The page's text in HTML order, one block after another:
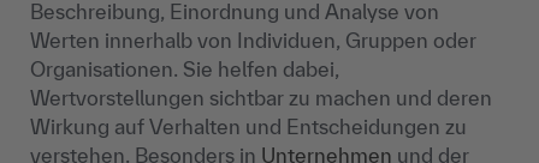
Beschreibung, Einordnung und Analyse von
Werten innerhalb von Individuen, Gruppen oder
Organisationen. Sie helfen dabei,
Wertvorstellungen sichtbar zu machen und deren
Wirkung auf Verhalten und Entscheidungen zu
verstehen. Besonders in Unternehmen und der